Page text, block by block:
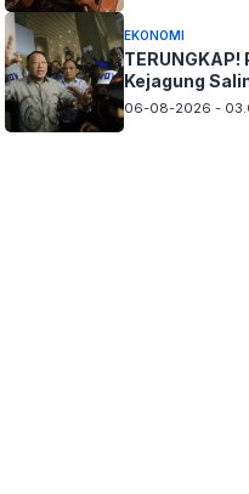
EKONOMI
Kejagung
06-08-2026 -